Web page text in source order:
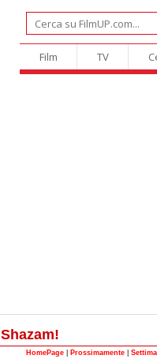
Film TV
Shazam!
HomePage Prossimamente